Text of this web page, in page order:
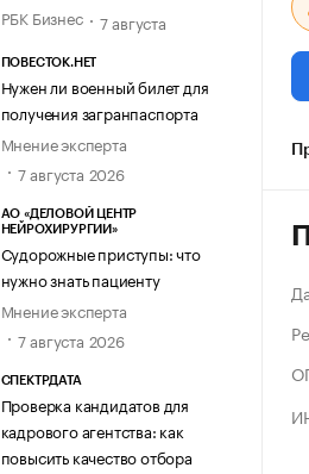
РБК Бизнес
7 августа
ПОВЕСТОК.НЕТ
Нужен ли военный билет для
получения загранпаспорта
Мнение эксперта
7 августа 2026
АО «ДЕЛОВОЙ ЦЕНТР
НЕЙРОХИРУРГИИ»
Судорожные приступы: что
нужно знать пациенту
Мнение эксперта
7 августа 2026
СПЕКТРДАТА
Проверка кандидатов для
кадрового агентства: как
повысить качество отбора